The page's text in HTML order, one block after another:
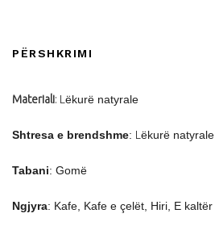
PËRSHKRIMI
Materiali: L ëkurë natyrale
Shtresa e brendshme: L ëkurë natyrale
Tabani: Gomë
Ngjyra: Kafe, Kafe e çelët, Hiri, E kaltër